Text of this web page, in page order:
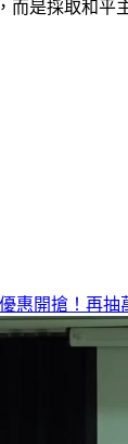
而是採取和
惠開搶！再抽